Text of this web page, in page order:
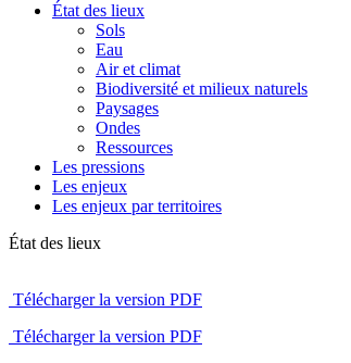
État des lieux
Sols
Eau
Air et climat
Biodiversité et milieux naturels
Paysages
Ondes
Ressources
Les pressions
Les enjeux
Les enjeux par territoires
État des lieux
Télécharger la version PDF
Télécharger la version PDF